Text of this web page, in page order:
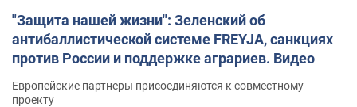
"Защита нашей жизни": Зеленский об
антибаллистической системе FREYJA, санкциях
против России и поддержке аграриев. Видео
Европейские партнеры присоединяются к совместному
проекту